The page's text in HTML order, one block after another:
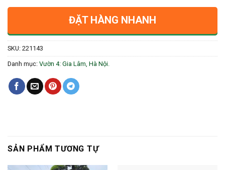
ĐẶT HÀNG NHANH
SKU: 221143
Danh mục: Vườn 4: Gia Lâm, Hà Nội.
SẢN PHẨM TƯƠNG TỰ